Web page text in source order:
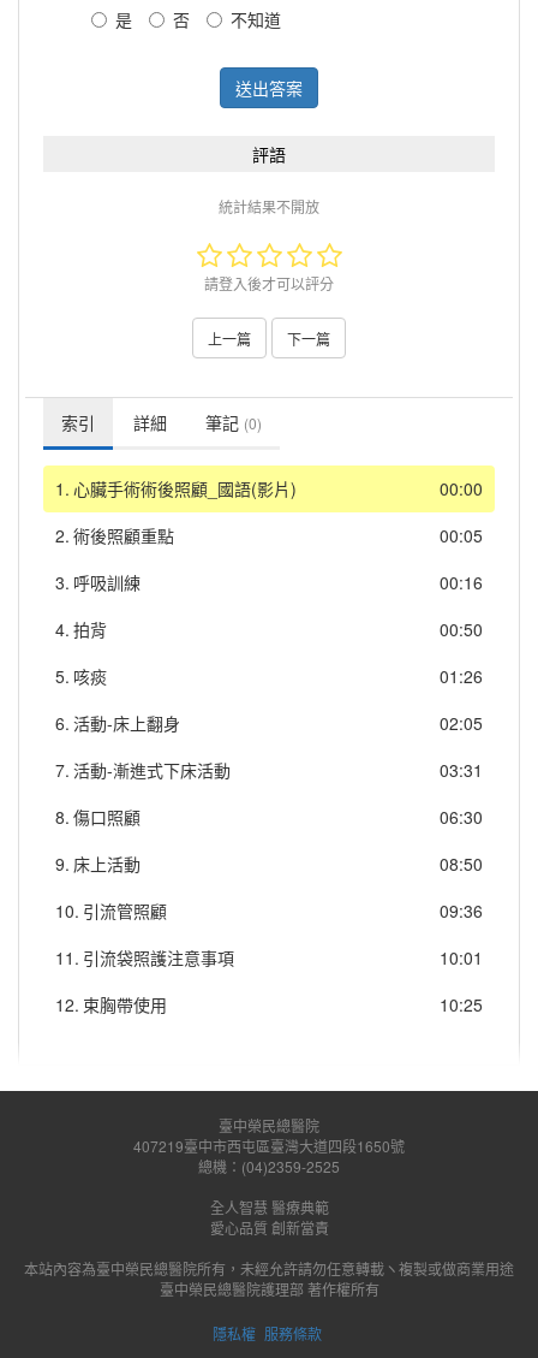
是
否 不知道
送出答案
評語
統計結果不開放
請登入後才可以評分
上一篇 下一篇
索引 詳細 筆記 (0)
00:00
1. 心臟手術術後照顧_國語(影片)
00:05
2. 術後照顧重點
00:16
3. 呼吸訓練
00:50
4. 拍背
01:26
5. 咳痰
02:05
6. 活動-床上翻身
03:31
7. 活動-漸進式下床活動
06:30
8. 傷口照顧
08:50
9. 床上活動
09:36
10. 引流管照顧
10:01
11. 引流袋照護注意事項
10:25
12. 束胸帶使用
臺中榮民總醫院
407219臺中市西屯區臺灣大道四段1650號
總機：(04)2359-2525
全人智慧 醫療典範
愛心品質 創新當責
本站內容為臺中榮民總醫院所有，未經允許請勿任意轉載ヽ複製或做商業用途
臺中榮民總醫院護理部 著作權所有
隱私權 服務條款